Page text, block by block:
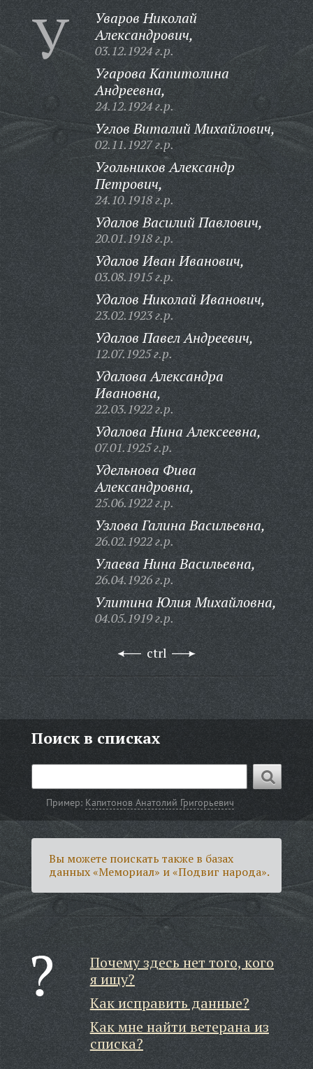
У
Уваров Николай
Александрович,
03.12.1924 г.р.
Угарова Капитолина
Андреевна,
24.12.1924 г.р.
Углов Виталий Михайлович,
02.11.1927 г.р.
Угольников Александр
Петрович,
24.10.1918 г.р.
Удалов Василий Павлович,
20.01.1918 г.р.
Удалов Иван Иванович,
03.08.1915 г.р.
Удалов Николай Иванович,
23.02.1923 г.р.
Удалов Павел Андреевич,
12.07.1925 г.р.
Удалова Александра
Ивановна,
22.03.1922 г.р.
Удалова Нина Алексеевна,
07.01.1925 г.р.
Удельнова Фива
Александровна,
25.06.1922 г.р.
Узлова Галина Васильевна,
26.02.1922 г.р.
Улаева Нина Васильевна,
26.04.1926 г.р.
Улитина Юлия Михайловна,
04.05.1919 г.р.
ctrl
Поиск в списках
Пример: Капитонов Анатолий Григорьевич
Вы можете поискать также в базах
данных «Мемориал» и «Подвиг народа».
Почему здесь нет того, кого
я ищу?
Как исправить данные?
Как мне найти ветерана из
списка?